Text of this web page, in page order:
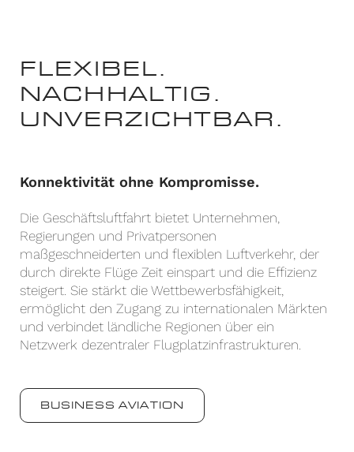
FLEXIBEL.
NACHHALTIG.
UNVERZICHTBAR.
Konnektivität ohne Kompromisse.
Die Geschäftsluftfahrt bietet Unternehmen,
Regierungen und Privatpersonen
maßgeschneiderten und flexiblen Luftverkehr, der
durch direkte Flüge Zeit einspart und die Effizienz
steigert. Sie stärkt die Wettbewerbsfähigkeit,
ermöglicht den Zugang zu internationalen Märkten
und verbindet ländliche Regionen über ein
Netzwerk dezentraler Flugplatzinfrastrukturen.
BUSINESS AVIATION